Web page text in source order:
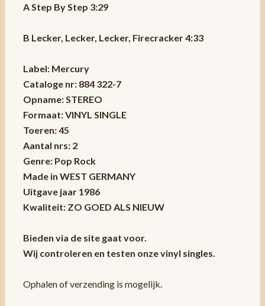
A Step By Step 3:29
B Lecker, Lecker, Lecker, Firecracker 4:33
Label: Mercury
Cataloge nr: 884 322-7
Opname: STEREO
Formaat: VINYL SINGLE
Toeren: 45
Aantal nrs: 2
Genre: Pop Rock
Made in WEST GERMANY
Uitgave jaar 1986
Kwaliteit: ZO GOED ALS NIEUW
Bieden via de site gaat voor.
Wij controleren en testen onze vinyl singles.
Ophalen of verzending is mogelijk.